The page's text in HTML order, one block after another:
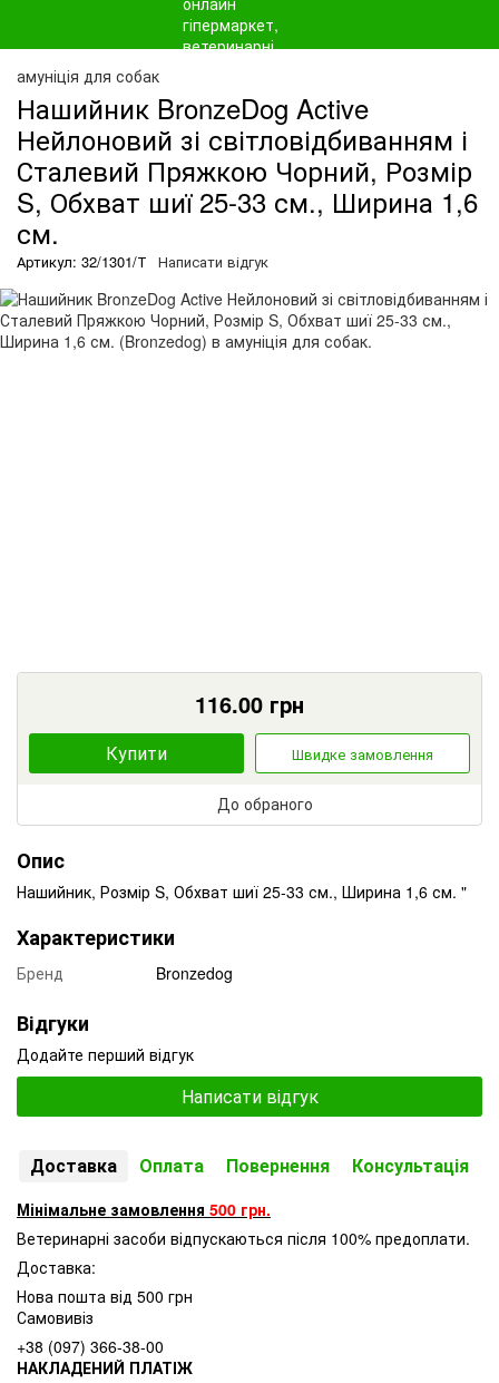
амуніція для собак
Нашийник BronzeDog Active
Нейлоновий зі світловідбиванням і
Сталевий Пряжкою Чорний, Розмір
S, Обхват шиї 25-33 см., Ширина 1,6
см.
Артикул: 32/1301/Т Написати відгук
116.00 грн
Купити Швидке замовлення
До обраного
Опис
Нашийник, Розмір S, Обхват шиї 25-33 см., Ширина 1,6 см. "
Характеристики
Бренд Bronzedog
Відгуки
Додайте перший відгук
Написати відгук
Доставка Оплата Повернення Консультація
Мінімальне замовлення 500 грн.
Ветеринарні засоби відпускаються після 100% предоплати.
Доставка:
Нова пошта від 500 грн
Самовивіз
+38 (097) 366-38-00
НАКЛАДЕНИЙ ПЛАТІЖ